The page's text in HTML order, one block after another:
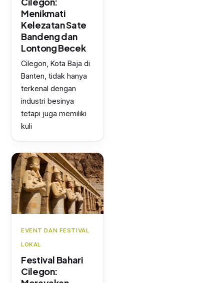
Menikmati
Kelezatan Sate
Bandeng dan
Lontong Becek
Cilegon, Kota Baja di
Banten, tidak hanya
terkenal dengan
industri besinya
tetapi juga memiliki
kuli
EVENT DAN FESTIVAL
LOKAL
Festival Bahari
Cilegon: